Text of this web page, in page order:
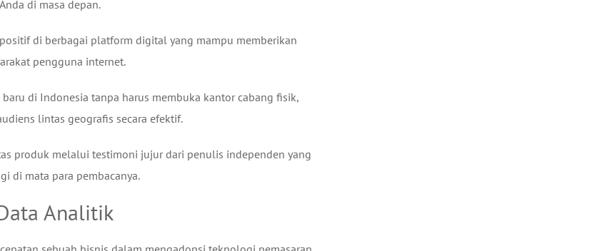
di masa depan.
di berbagai platform digital yang mampu memberikan
pengguna internet.
di Indonesia tanpa harus membuka kantor cabang fisik,
lintas geografis secara efektif.
produk melalui testimoni jujur dari penulis independen yang
di mata para pembacanya.
Analitik